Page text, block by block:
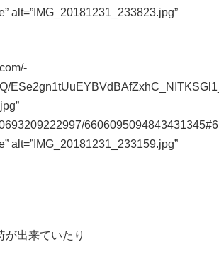
alt=”IMG_20181231_233823.jpg”
ESe2gn1tUuEYBVdBAfZxhC_NITKSGl1_
6606095094843431345#6
alt=”IMG_20181231_233159.jpg”
出来ていたり